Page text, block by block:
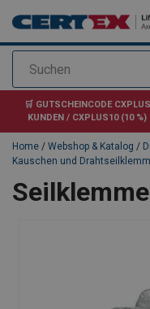
Suchen
Anfragen
🛒 GUTSCHEINCODE
KUNDEN / CXPLUS10 (10 %)
Home / Webshop & Katalog /
Kauschen und